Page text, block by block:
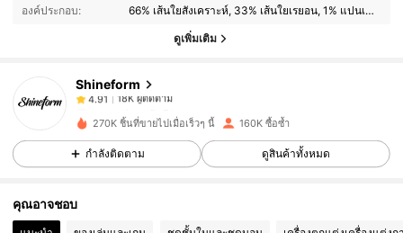
องค์ประกอบ:
66% เส้นใยสังเคราะห์, 33% เส้นใยเรยอน, 1% แปนเด็กซ์
ดูเพิ่มเติม
Shineform
4.91
18K ผู้ติดตาม
n***9จ่าย1 วันที่ผ่านมา
4.91
270K ชิ้นที่ขายไปเมื่อเร็วๆ นี้ 160K ซื้อซ้ำ
กำลังติดตาม ดูสินค้าทั้งหมด
คุณอาจชอบ